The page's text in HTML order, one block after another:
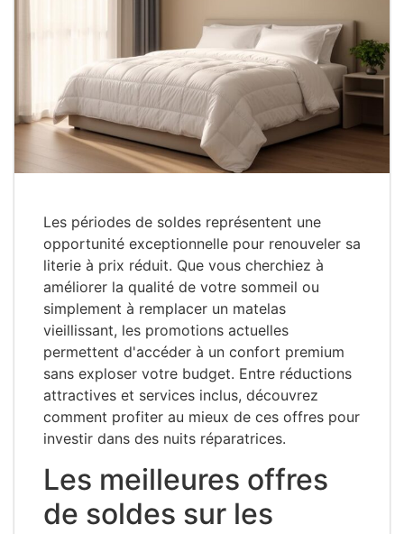
Les périodes de soldes représentent une
opportunité exceptionnelle pour renouveler sa
literie à prix réduit. Que vous cherchiez à
améliorer la qualité de votre sommeil ou
simplement à remplacer un matelas
vieillissant, les promotions actuelles
permettent d'accéder à un confort premium
sans exploser votre budget. Entre réductions
attractives et services inclus, découvrez
comment profiter au mieux de ces offres pour
investir dans des nuits réparatrices.
Les meilleures offres
de soldes sur les